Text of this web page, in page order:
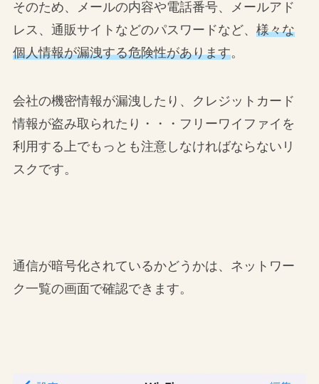
そのため、メールの内容や電話番号、メールアド
レス、通販サイトなどのパスワードなど、 様々な
個人情報が漏洩する危険性があります。
会社の機密情報が漏洩したり、クレジットカード
情報が盗み取られたり・・・フリーワイファイを
利用する上でもっとも注意しなければならないリ
スクです。
通信が暗号化されているかどうかは、ネットワー
ク一覧の画面で確認できます。